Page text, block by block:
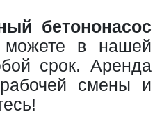
бетононасос
в нашей
срок. Аренда
смены и